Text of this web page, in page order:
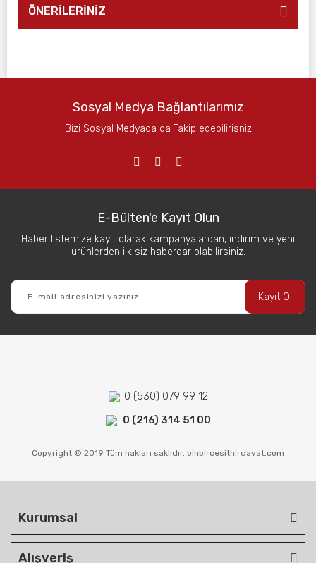
ÖNERİLERİNİZ
Sosyal Medya Bağlantılarımız
Bizi Sosyal Medyada da Takip edebilirisniz
E-Bülten'e Kayıt Olun
Haber listemize kayıt olarak kampanyalardan, indirim ve yeni
ürünlerden ilk siz haberdar olabilirsiniz.
Kayıt Ol
0 (530) 079 99 12
0 (216) 314 51 00
Copyright © 2019 Tüm hakları saklıdır. binbircesithirdavat.com
Kurumsal
Alışveriş